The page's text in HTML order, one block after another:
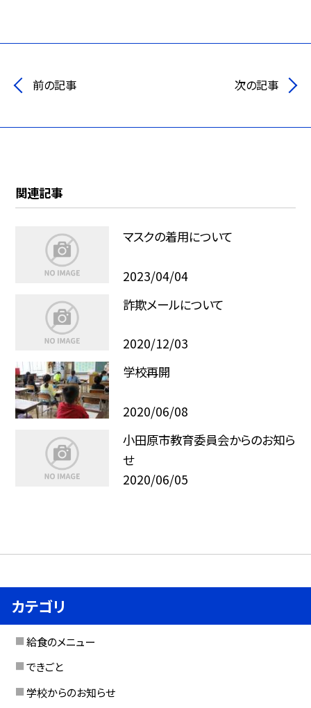
前の記事 次の記事
関連記事
マスクの着用について
2023/04/04
詐欺メールについて
2020/12/03
学校再開
2020/06/08
小田原市教育委員会からのお知ら
せ
2020/06/05
カテゴリ
給食のメニュー
できごと
学校からのお知らせ